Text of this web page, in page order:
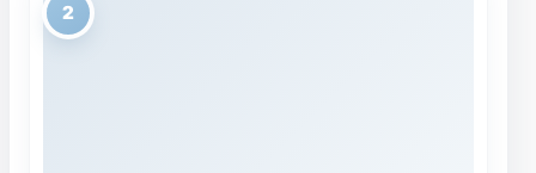
2